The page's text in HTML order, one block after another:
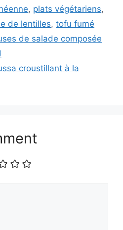
, plats végétariens,
de lentilles, tofu fumé
de salade composée
croustillant à la